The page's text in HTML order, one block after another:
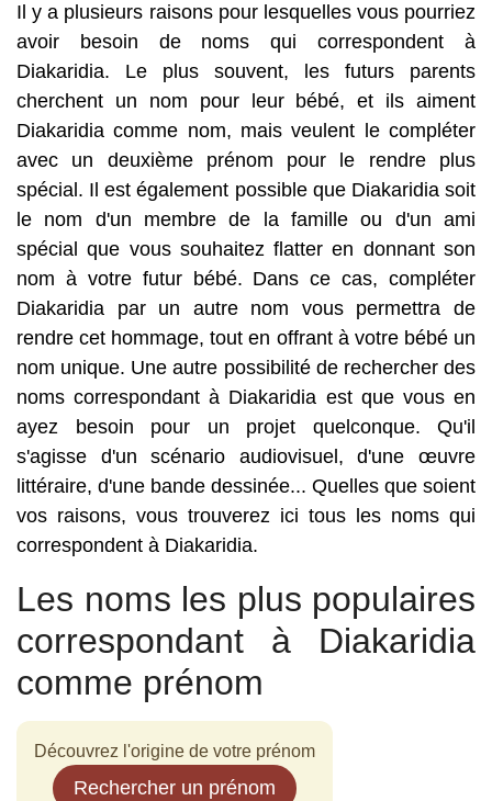
Il y a plusieurs raisons pour lesquelles vous pourriez
avoir besoin de noms qui correspondent à
Diakaridia. Le plus souvent, les futurs parents
cherchent un nom pour leur bébé, et ils aiment
Diakaridia comme nom, mais veulent le compléter
avec un deuxième prénom pour le rendre plus
spécial. Il est également possible que Diakaridia soit
le nom d'un membre de la famille ou d'un ami
spécial que vous souhaitez flatter en donnant son
nom à votre futur bébé. Dans ce cas, compléter
Diakaridia par un autre nom vous permettra de
rendre cet hommage, tout en offrant à votre bébé un
nom unique. Une autre possibilité de rechercher des
noms correspondant à Diakaridia est que vous en
ayez besoin pour un projet quelconque. Qu'il
s'agisse d'un scénario audiovisuel, d'une œuvre
littéraire, d'une bande dessinée... Quelles que soient
vos raisons, vous trouverez ici tous les noms qui
correspondent à Diakaridia.
Les noms les plus populaires
correspondant à Diakaridia
comme prénom
Découvrez l'origine de votre prénom
Rechercher un prénom